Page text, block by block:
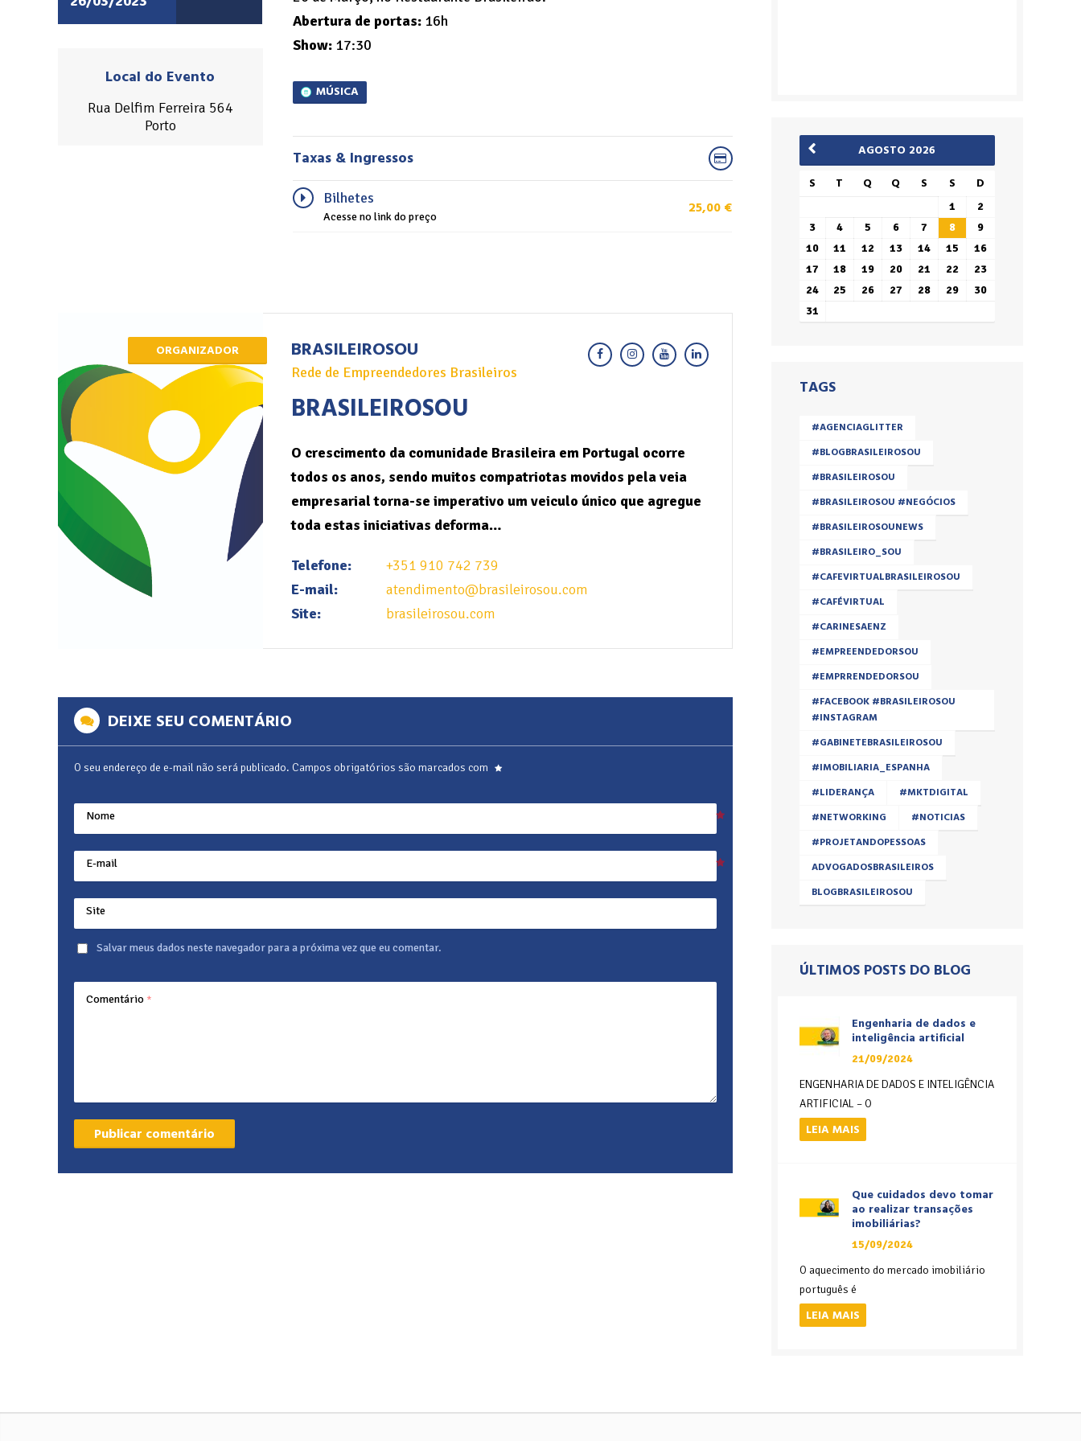
Local do Evento
Rua Delfim Ferreira 564
Porto
Abertura de portas: 16h
Show:17:30
MÚSICA
Taxas & Ingressos
Bilhetes
Acesse no link do preço 25,00€
ORGANIZADOR BRASILEIROSOU
Rede de Empreendedores Brasileiros
BRASILEIROSOU
O crescimento da comunidade Brasileira em Portugal ocorre
todos os anos, sendo muitos compatriotas movidos pela veia
empresarial torna-se imperativo um veiculo único que agregue
toda estas iniciativas deforma…
Telefone:
+351 910 742 739
E-mail:
atendimento@brasileirosou.com
Site:
brasileirosou.com
DEIXE SEU COMENTÁRIO
O seu endereço de e-mail não será publicado. Campos obrigatórios são marcados com
Nome
E-mail
Site
Salvar meus dados neste navegador para a próxima vez que eu comentar.
Comentário *
AGOSTO 2026
S
T Q Q S S D
1
2
3
4 5 6 7 8
9
10
11 12 13 14 15
16
17
18 19 20 21 22
23
24
25 26 27 28 29
30
31
TAGS
#AGENCIAGLITTER
#BLOGBRASILEIROSOU
#BRASILEIROSOU
#BRASILEIROSOU #NEGÓCIOS
#BRASILEIROSOUNEWS
#BRASILEIRO_SOU
#CAFEVIRTUALBRASILEIROSOU
#CAFÉVIRTUAL
#CARINESAENZ
#EMPREENDEDORSOU
#EMPRRENDEDORSOU
#FACEBOOK #BRASILEIROSOU
#INSTAGRAM
#GABINETEBRASILEIROSOU
#IMOBILIARIA_ESPANHA
#LIDERANÇA
#MKTDIGITAL
#NETWORKING
#NOTICIAS
#PROJETANDOPESSOAS
ADVOGADOSBRASILEIROS
BLOGBRASILEIROSOU
ÚLTIMOS POSTS DO BLOG
Engenharia de dados e
inteligência artificial
21/09/2024
ENGENHARIA DE DADOS E INTELIGÊNCIA
ARTIFICIAL – O
LEIA MAIS
Que cuidados devo tomar
ao realizar transações
imobiliárias?
15/09/2024
O aquecimento do mercado imobiliário
português é
LEIA MAIS